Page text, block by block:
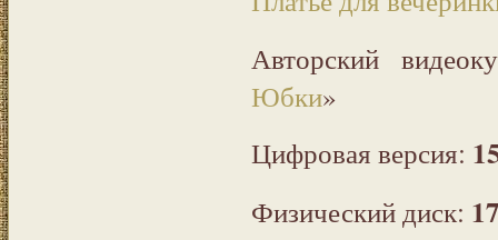
Авторский
Юбки»
Цифровая версия:
Физический диск: